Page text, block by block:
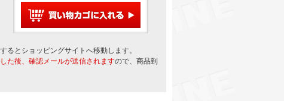
とショッピングサイトへ移動します。
た後、確認メールが送信されますので、商品到